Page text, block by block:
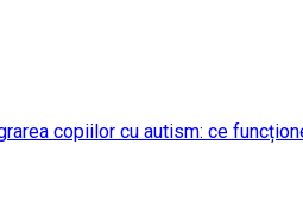
copiilor cu autism: ce